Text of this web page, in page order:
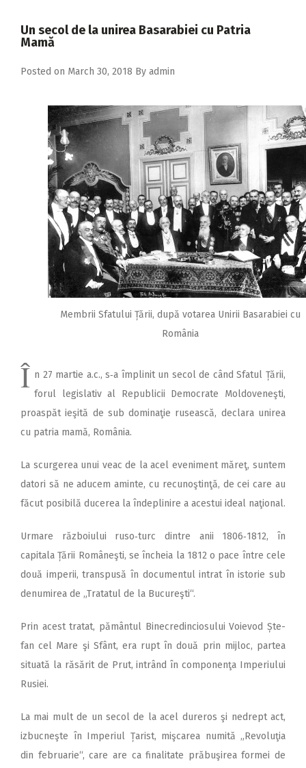
2017
Un secol de la unirea Basarabiei cu Patria
Mamă
Posted on March 30, 2018 By admin
Membrii Sfatului Țării, după votarea Unirii Basarabiei cu
România
Î n 27 martie a.c., s‑a îm­plinit un secol de când Sfatul Țării,
forul legislativ al Republicii Democrate Moldoveneşti,
proaspăt ieşită de sub dominaţie rusească, declara unirea
cu patria mamă, România.
La scurgerea unui veac de la acel eveniment măreţ, suntem
datori să ne aducem aminte, cu recunoştinţă, de cei care au
făcut posibilă ducerea la îndeplinire a acestui ideal naţional.
Urmare războiului ruso‑turc dintre anii 1806‑1812, în
capitala Țării Româneşti, se încheia la 1812 o pace între cele
două imperii, transpusă în documentul intrat în istorie sub
denumirea de „Tratatul de la Bucureşti“.
Prin acest tratat, pământul Binecredinciosului Voievod Ște­
fan cel Mare şi Sfânt, era rupt în două prin mijloc, partea
situată la răsărit de Prut, intrând în componenţa Imperiului
Rusiei.
La mai mult de un secol de la acel dureros şi nedrept act,
izbucneşte în Imperiul Țarist, mişcarea numită „Revoluţia
din februarie“, care are ca finalitate prăbuşirea formei de